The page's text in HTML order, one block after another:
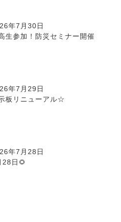
年7月30日
生参加！防災セミナー開催
年7月29日
板リニューアル☆
年7月28日
28日🌻